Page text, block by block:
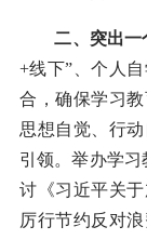
二、突出一
+线下”、个人
合，确保学习
思想自觉、行
引领。举办学
讨《习近平关
厉行节约反对